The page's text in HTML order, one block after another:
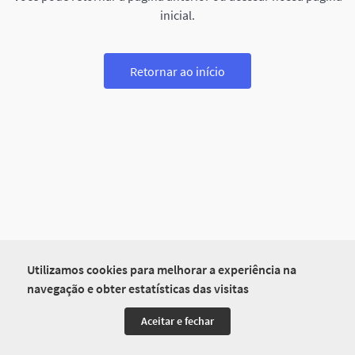
Utilizamos cookies para melhorar a experiência na
navegação e obter estatísticas das visitas
Aceitar e fechar
inicial.
Retornar ao início